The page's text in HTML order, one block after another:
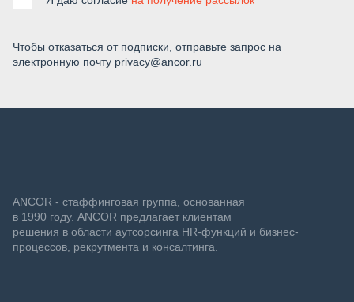
Чтобы отказаться от подписки, отправьте запрос на
электронную почту privacy@ancor.ru
ANCOR - стаффинговая группа, основанная
в 1990 году. ANCOR предлагает клиентам
решения в области аутсорсинга HR-функций и бизнес-
процессов, рекрутмента и консалтинга.